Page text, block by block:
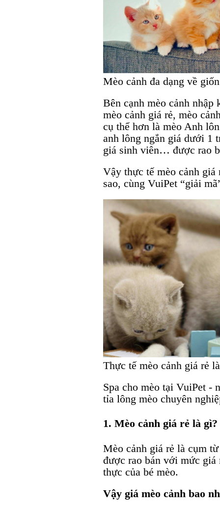
Mèo cảnh đa dạng về
Bên cạnh mèo cảnh
mèo cảnh giá rẻ, mèo
cụ thể hơn là mèo Anh
anh lông ngắn giá dưới 1
giá sinh viên… được rao
Vậy thực tế mèo cảnh
sao, cùng VuiPet “giải
Thực tế mèo cảnh giá rẻ
Spa cho mèo tại VuiPet -
tỉa lông mèo chuyên
1. Mèo cảnh giá rẻ là gì?
Mèo cảnh giá rẻ là cụm
được rao bán với mức
thực của bé mèo.
Vậy giá mèo cảnh bao